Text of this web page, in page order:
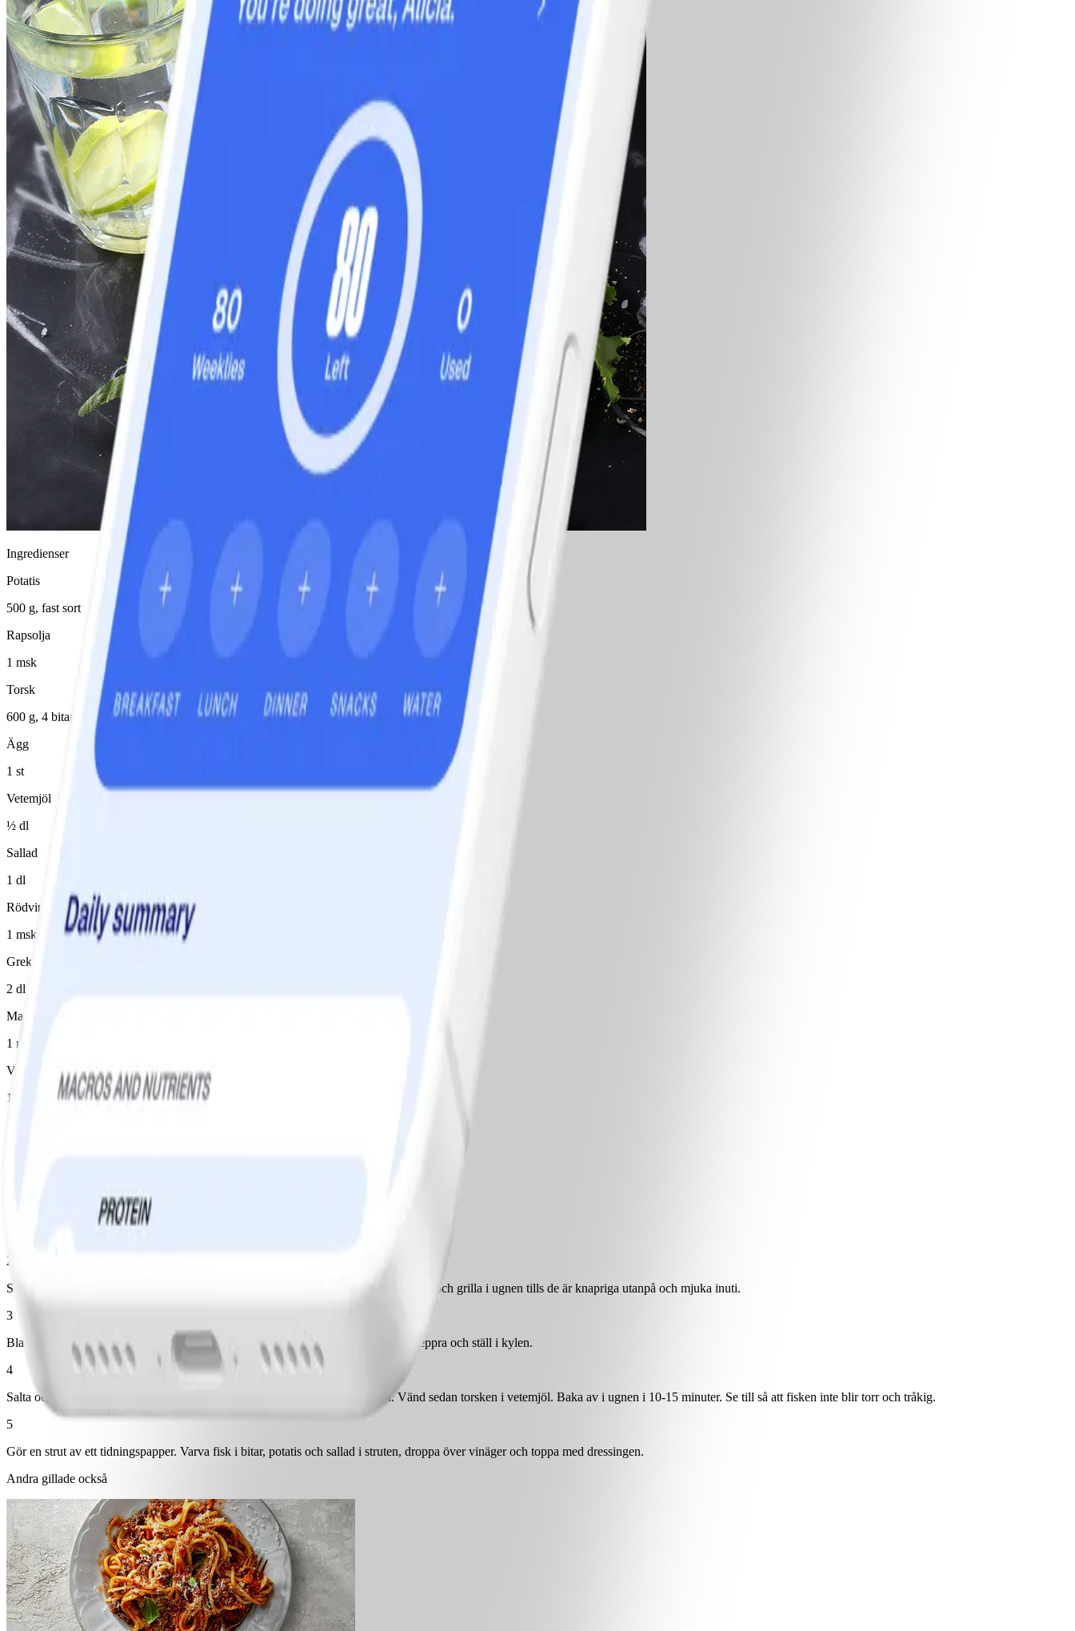
Ingredienser
Potatis
500 g, fast sort
Rapsolja
1 msk
Torsk
600 g, 4 bitar
Ägg
1 st
Vetemjöl
½ dl
Sallad
1 dl
Rödvinsvinäger
1 msk
Grekisk yoghurt 10%
2 dl
Majonnäs 80%
1 msk
Vitlök
1 klyfta(or)
2
Skala potatisen och skär i klyftor. Pensla potatisklyftorna med oljan, salta och peppra och grilla i ugnen tills de är knapriga utanpå och mjuka inuti.
3
Blanda ihop en dressing på yoghurt, majonnäs, pressad vitlök och dill. Salta och peppra och ställ i kylen.
4
Salta och peppra torsken ordentligt. Vispa upp ägget och doppa torsken där i. Vänd sedan torsken i vetemjöl. Baka av i ugnen i 10-15 minuter. Se till så att fisken inte blir torr och tråkig.
5
Gör en strut av ett tidningspapper. Varva fisk i bitar, potatis och sallad i struten, droppa över vinäger och toppa med dressingen.
Andra gillade också